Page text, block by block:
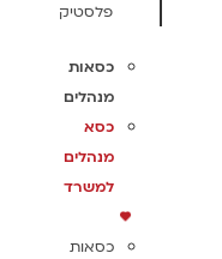
פלסטיק
כסאות
מנהלים
כסא
מנהלים
למשרד
כסאות